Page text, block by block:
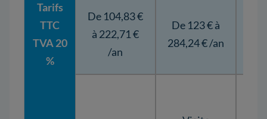
Tarifs
TTC
TVA 20
%
De 104,83 €
à 222,71 €
/an
De 123 € à
284,24 € /an